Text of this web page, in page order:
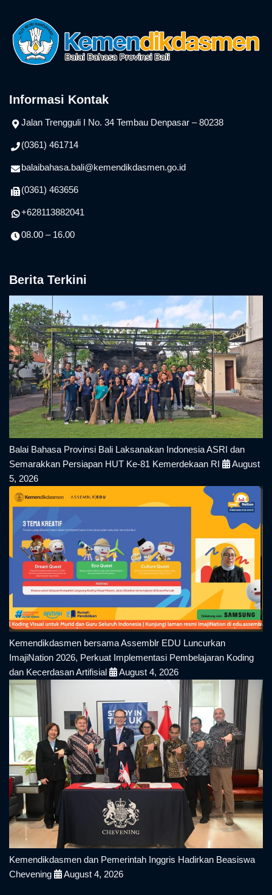
Informasi Kontak
Jalan Trengguli I No. 34 Tembau Denpasar – 80238
(0361) 461714
balaibahasa.bali@kemendikdasmen.go.id
(0361) 463656
+628113882041
08.00 – 16.00
Berita Terkini
Balai Bahasa Provinsi Bali Laksanakan Indonesia ASRI dan
Semarakkan Persiapan HUT Ke-81 Kemerdekaan RI
August
5, 2026
Kemendikdasmen bersama Assemblr EDU Luncurkan
ImajiNation 2026, Perkuat Implementasi Pembelajaran Koding
dan Kecerdasan Artifisial
August 4, 2026
Kemendikdasmen dan Pemerintah Inggris Hadirkan Beasiswa
Chevening
August 4, 2026